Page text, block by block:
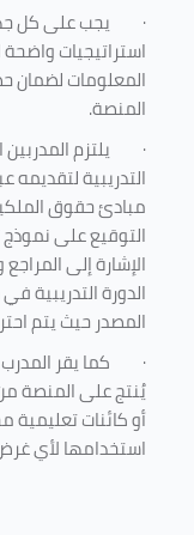
· يجب على كل
استراتيجيات واضحة
المعلومات لضمان
المنصة.
· يلتزم
التدريبية
مبادئ حقوق
التوقيع على
الإشارة إلى
الدورة التدريبية
المصدر حيث يتم
· كما يقر
يُنتج على المنصة
أو كائنات
استخدامها لأي